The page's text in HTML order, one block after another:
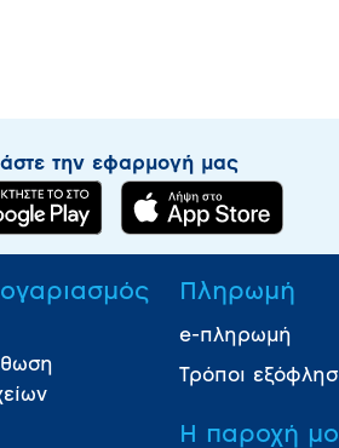
την εφαρμογή μας
Πληρωμή
e-πληρωμή
Τρόποι
Η παροχή